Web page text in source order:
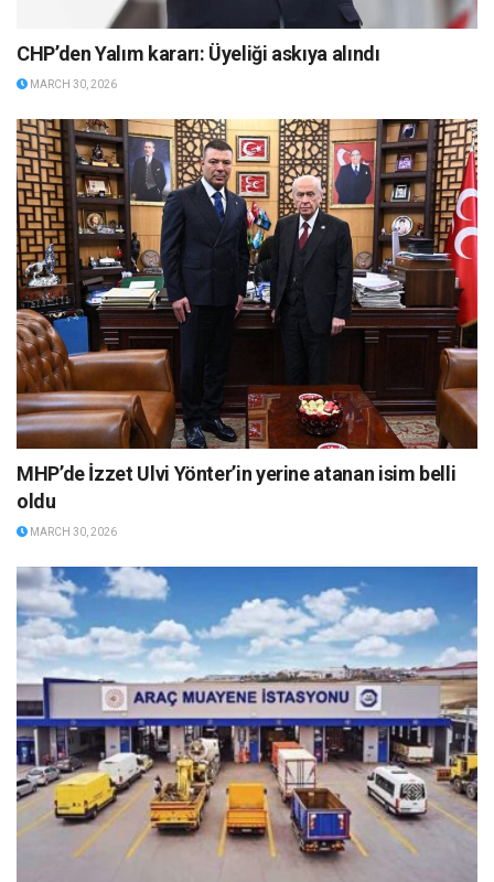
CHP’den Yalım kararı: Üyeliği askıya alındı
MARCH 30, 2026
MHP’de İzzet Ulvi Yönter’in yerine atanan isim belli
oldu
MARCH 30, 2026